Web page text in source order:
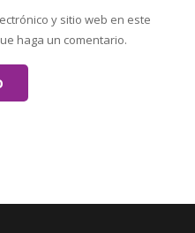
y sitio web en este
haga un comentario.